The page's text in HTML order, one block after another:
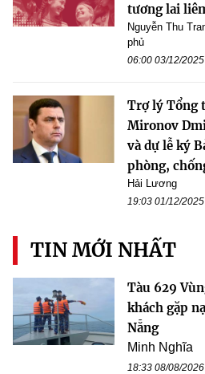
tương lai
Nguyễn Thu
phủ
06:00 03/12/2025
Trợ lý Tổng
Mironov
và dự lễ ký
phòng,
Hải Lương
19:03 01/12/2025
TIN MỚI NHẤT
Tàu 629
khách gặp
Nẵng
Minh Nghĩa
18:33 08/08/2026